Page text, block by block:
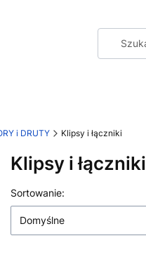
i DRUTY Klipsy i łączniki
Klipsy i łączniki
Lista produktów
Sortowanie:
Domyślne